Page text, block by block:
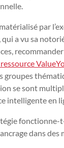
par
qui a vu sa
groupes
se sont
intelligente en
fonctionne-
dans des